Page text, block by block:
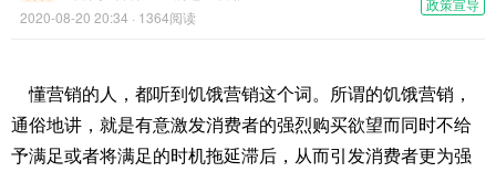
2020-08-20 20:34 · 1364阅读
懂营销的人，都听到饥饿营销这个词。所谓的饥饿营销，
通俗地讲，就是有意激发消费者的强烈购买欲望而同时不给
予满足或者将满足的时机拖延滞后，从而引发消费者更为强